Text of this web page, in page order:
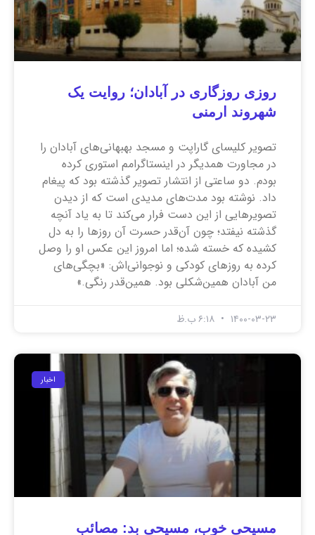
روزی روزگاری در آبادان؛ روایت یک
شهروند ارمنی
تصویر کلیسای گاراپت و مسجد بهبهانی‌های آبادان را
در مجاورت همدیگر در اینستاگرامم استوری کرده
بودم. دو ساعتی از انتشار تصویر گذشته بود که پیغام
داد. نوشته بود مدت‌های مدیدی است که از دیدن
تصویرهایی از این دست فرار می‌کند تا به یاد آنچه
گذشته نیفتد؛ چون آن‌قدر حسرت آن روزها را به دل
کشیده که خسته شده؛ اما امروز این عکس او را وصل
کرده به روزهای کودکی و نوجوانی‌اش: «بچگی‌های
من آبادان همین‌شکلی بود. همین‌قدر رنگی.»
۱۴۰۰-۰۳-۲۳
اخبار
مسیحی خوب، مسیحی بد: مصائب